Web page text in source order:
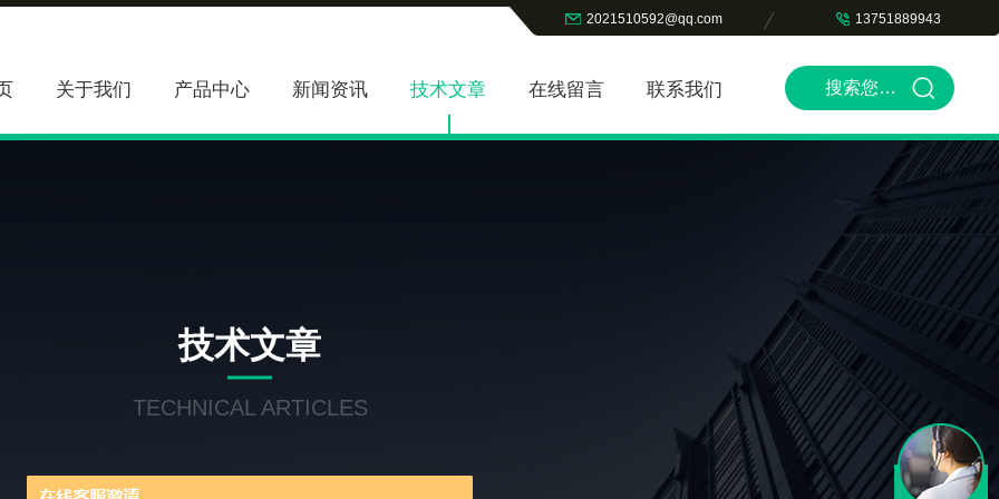
2021510592@qq.com 13751889943
关于我们 产品中心 新闻资讯 技术文章 在线留言 联系我们
技术文章
TECHNICAL ARTICLES